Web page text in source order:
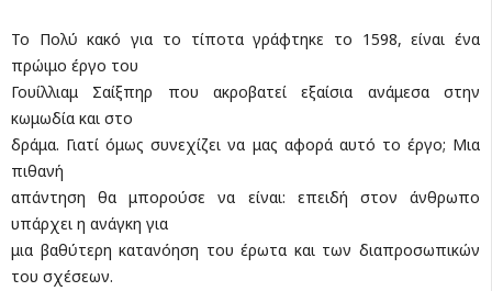
Το Πολύ κακό για το τίποτα γράφτηκε το 1598, είναι ένα
πρώιμο έργο του
Γουίλλιαμ Σαίξπηρ που ακροβατεί εξαίσια ανάμεσα στην
κωμωδία και στο
δράμα. Γιατί όμως συνεχίζει να μας αφορά αυτό το έργο; Μια
πιθανή
απάντηση θα μπορούσε να είναι: επειδή στον άνθρωπο
υπάρχει η ανάγκη για
μια βαθύτερη κατανόηση του έρωτα και των διαπροσωπικών
του σχέσεων.